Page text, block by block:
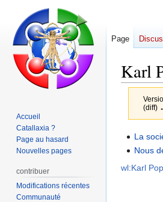
Karl
(diff)
Aller
AllerLa
Nous
wl:Karl
Page
Accueil
Catallaxia ?
Page au hasard
Nouvelles pages
contribuer
Modifications récentes
Communauté